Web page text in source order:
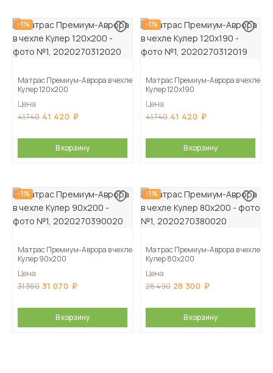
-1%
Матрас Премиум-Аврора в чехле
Кулер 120х200
Цена
41 740 41 420
В корзину
-1%
Матрас Премиум-Аврора в чехле
Кулер 120х190
Цена
41 740 41 420
В корзину
-1%
Матрас Премиум-Аврора в чехле
Кулер 90х200
Цена
31 360 31 070
В корзину
-1%
Матрас Премиум-Аврора в чехле
Кулер 80х200
Цена
28 490 28 300
В корзину